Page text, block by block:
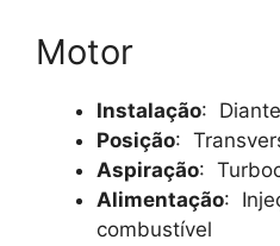
Motor
Instalação:
Posição:
Aspiração:
Alimentação:
combustível